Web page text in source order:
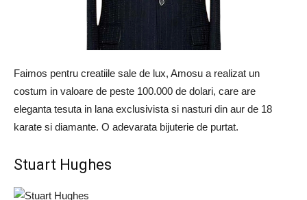
Faimos pentru creatiile sale de lux, Amosu a realizat un
costum in valoare de peste 100.000 de dolari, care are
eleganta tesuta in lana exclusivista si nasturi din aur de 18
karate si diamante. O adevarata bijuterie de purtat.
Stuart Hughes